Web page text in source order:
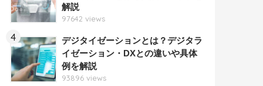
解説
97642 views
4
デジタイゼーションとは？デジタラ
イゼーション・DXとの違いや具体
例を解説
93896 views